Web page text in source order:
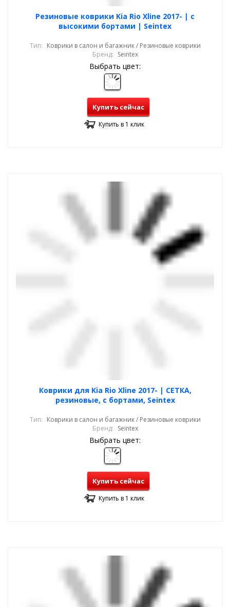
Резиновые коврики Kia Rio Xline 2017- | с
высокими бортами | Seintex
Тип: Коврики в салон и багажник / Резиновые коврики
Бренд: Seintex
Выбрать цвет:
Купить сейчас
Купить в 1 клик
Коврики для Kia Rio Xline 2017- | СЕТКА,
резиновые, с бортами, Seintex
Тип: Коврики в салон и багажник / Резиновые коврики
Бренд: Seintex
Выбрать цвет:
Купить сейчас
Купить в 1 клик